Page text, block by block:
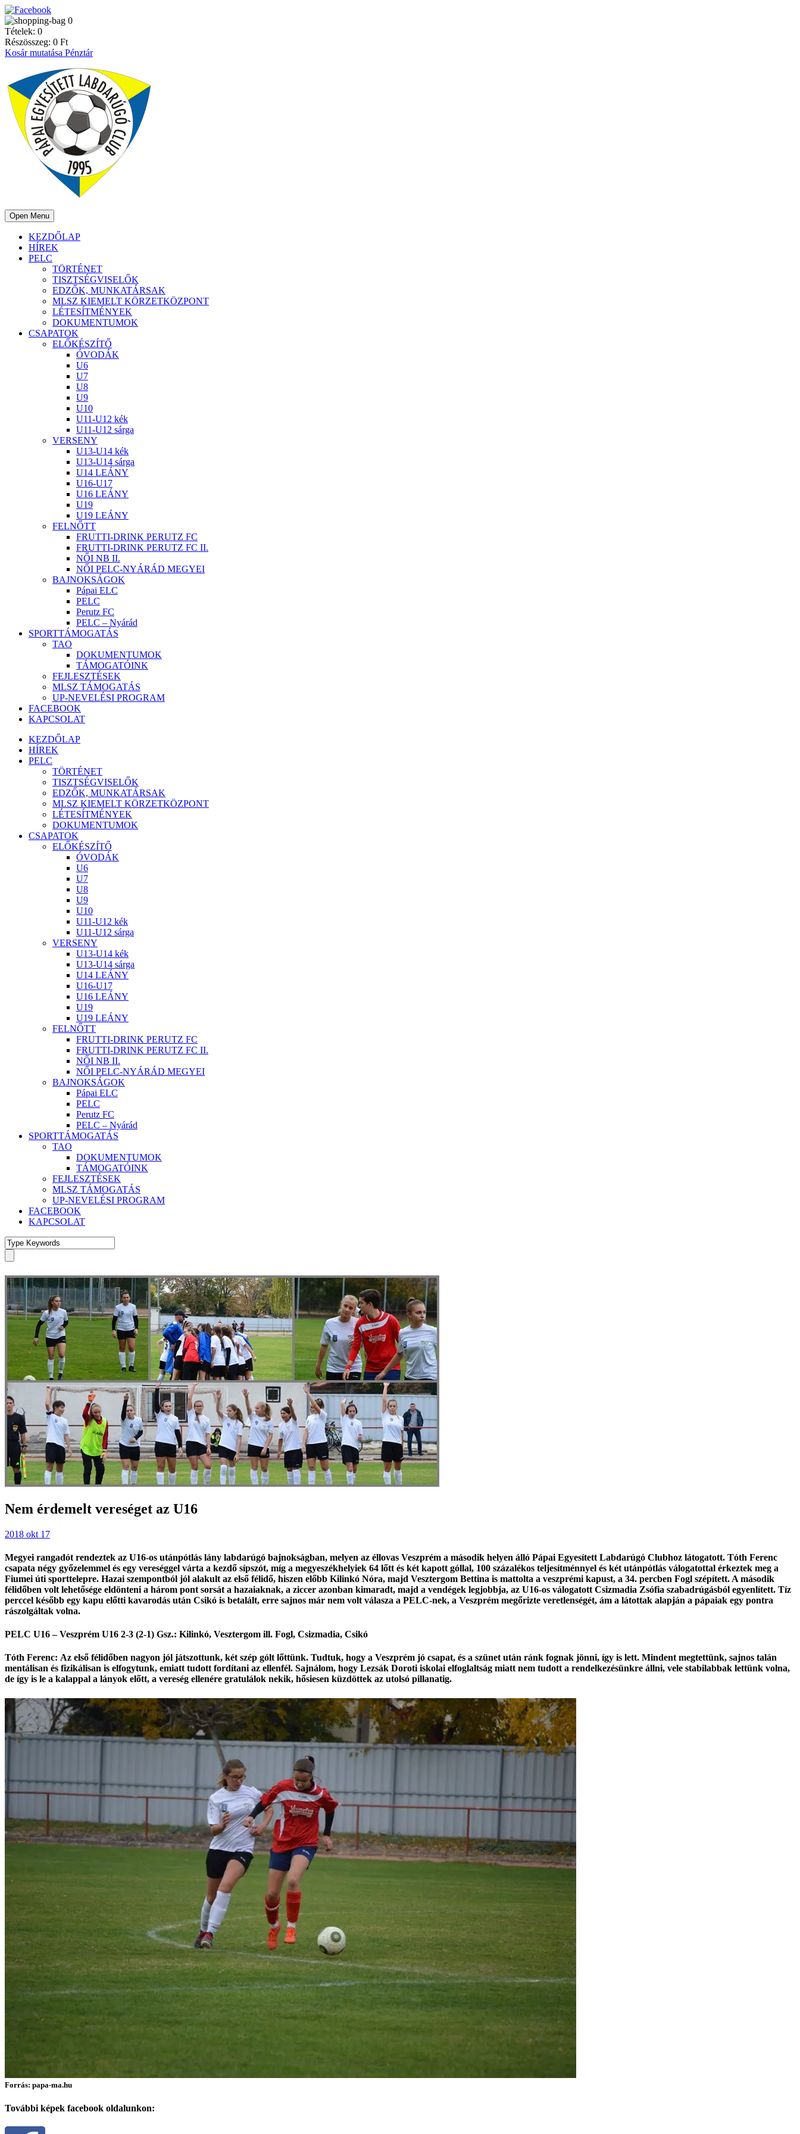
0
Tételek: 0
Részösszeg: 0 Ft
Kosár mutatása Pénztár
Open Menu
KEZDŐLAP
HÍREK
PELC
TÖRTÉNET
TISZTSÉGVISELŐK
EDZŐK, MUNKATÁRSAK
MLSZ KIEMELT KÖRZETKÖZPONT
LÉTESÍTMÉNYEK
DOKUMENTUMOK
CSAPATOK
ELŐKÉSZÍTŐ
ÓVODÁK
U6
U7
U8
U9
U10
U11-U12 kék
U11-U12 sárga
VERSENY
U13-U14 kék
U13-U14 sárga
U14 LEÁNY
U16-U17
U16 LEÁNY
U19
U19 LEÁNY
FELNŐTT
FRUTTI-DRINK PERUTZ FC
FRUTTI-DRINK PERUTZ FC II.
NŐI NB II.
NŐI PELC-NYÁRÁD MEGYEI
BAJNOKSÁGOK
Pápai ELC
PELC
Perutz FC
PELC – Nyárád
SPORTTÁMOGATÁS
TAO
DOKUMENTUMOK
TÁMOGATÓINK
FEJLESZTÉSEK
MLSZ TÁMOGATÁS
UP-NEVELÉSI PROGRAM
FACEBOOK
KAPCSOLAT
KEZDŐLAP
HÍREK
PELC
TÖRTÉNET
TISZTSÉGVISELŐK
EDZŐK, MUNKATÁRSAK
MLSZ KIEMELT KÖRZETKÖZPONT
LÉTESÍTMÉNYEK
DOKUMENTUMOK
CSAPATOK
ELŐKÉSZÍTŐ
ÓVODÁK
U6
U7
U8
U9
U10
U11-U12 kék
U11-U12 sárga
VERSENY
U13-U14 kék
U13-U14 sárga
U14 LEÁNY
U16-U17
U16 LEÁNY
U19
U19 LEÁNY
FELNŐTT
FRUTTI-DRINK PERUTZ FC
FRUTTI-DRINK PERUTZ FC II.
NŐI NB II.
NŐI PELC-NYÁRÁD MEGYEI
BAJNOKSÁGOK
Pápai ELC
PELC
Perutz FC
PELC – Nyárád
SPORTTÁMOGATÁS
TAO
DOKUMENTUMOK
TÁMOGATÓINK
FEJLESZTÉSEK
MLSZ TÁMOGATÁS
UP-NEVELÉSI PROGRAM
FACEBOOK
KAPCSOLAT
Nem érdemelt vereséget az U16
2018 okt 17
Megyei rangadót rendeztek az U16-os utánpótlás lány labdarúgó bajnokságban, melyen az éllovas Veszprém a második helyen álló Pápai Egyesített Labdarúgó Clubhoz látogatott. Tóth Ferenc
csapata négy győzelemmel és egy vereséggel várta a kezdő sípszót, míg a megyeszékhelyiek 64 lőtt és két kapott góllal, 100 százalékos teljesítménnyel és két utánpótlás válogatottal érkeztek meg a
Fiumei úti sporttelepre. Hazai szempontból jól alakult az első félidő, hiszen előbb Kilinkó Nóra, majd Vesztergom Bettina is mattolta a veszprémi kapust, a 34. percben Fogl szépített. A második
félidőben volt lehetősége eldönteni a három pont sorsát a hazaiaknak, a ziccer azonban kimaradt, majd a vendégek legjobbja, az U16-os válogatott Csizmadia Zsófia szabadrúgásból egyenlített. Tíz
perccel később egy kapu előtti kavarodás után Csikó is betalált, erre sajnos már nem volt válasza a PELC-nek, a Veszprém megőrizte veretlenségét, ám a látottak alapján a pápaiak egy pontra
rászolgáltak volna.
PELC U16 – Veszprém U16 2-3 (2-1) Gsz.: Kilinkó, Vesztergom ill. Fogl, Csizmadia, Csikó
Tóth Ferenc: Az első félidőben nagyon jól játszottunk, két szép gólt lőttünk. Tudtuk, hogy a Veszprém jó csapat, és a szünet után ránk fognak jönni, így is lett. Mindent megtettünk, sajnos talán
mentálisan és fizikálisan is elfogytunk, emiatt tudott fordítani az ellenfél. Sajnálom, hogy Lezsák Doroti iskolai elfoglaltság miatt nem tudott a rendelkezésünkre állni, vele stabilabbak lettünk volna,
de így is le a kalappal a lányok előtt, a vereség ellenére gratulálok nekik, hősiesen küzdöttek az utolsó pillanatig.
Forrás: papa-ma.hu
További képek facebook oldalunkon: